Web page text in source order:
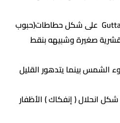
– تظهر الصدفية النقطية Guttate على شكل حطاطات(حبوب
صغيرة وشبيهه بنقط
بينما يتدهور القليل
انحلال ( إنفكاك ) الأظفار